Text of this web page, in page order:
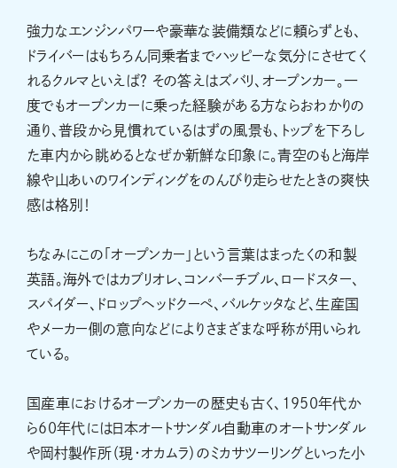
強力なエンジンパワーや豪華な装備類などに頼らずとも、
ドライバーはもちろん同乗者までハッピーな気分にさせてく
れるクルマといえば？ その答えはズバリ、オープンカー。一
度でもオープンカーに乗った経験がある方ならおわかりの
通り、普段から見慣れているはずの風景も、トップを下ろし
た車内から眺めるとなぜか新鮮な印象に。青空のもと海岸
線や山あいのワインディングをのんびり走らせたときの爽快
感は格別！
ちなみにこの「オープンカー」という言葉はまったくの和製
英語。海外ではカブリオレ、コンバーチブル、ロードスター、
スパイダー、ドロップヘッドクーペ、バルケッタなど、生産国
やメーカー側の意向などによりさまざまな呼称が用いられ
ている。
国産車におけるオープンカーの歴史も古く、1950年代か
ら60年代には日本オートサンダル自動車のオートサンダル
や岡村製作所（現・オカムラ）のミカサツーリングといった小